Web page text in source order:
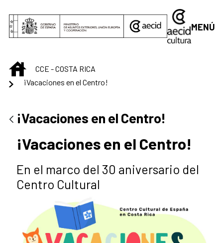
MENÚ
INICIO
CCE - COSTA RICA
¡Vacaciones en el Centro!
¡Vacaciones en el Centro!
¡Vacaciones en el Centro!
En el marco del 30 aniversario del
Centro Cultural